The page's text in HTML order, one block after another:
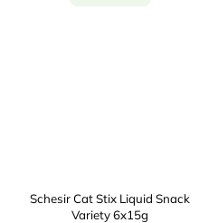
Schesir Cat Stix Liquid Snack
Variety 6x15g